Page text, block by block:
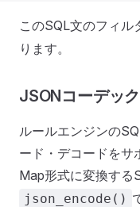
このSQL文のフィル
ります。
JSONコーデック
ルールエンジンの
ード・デコードをサ
Map形式に変換する
json_encode()